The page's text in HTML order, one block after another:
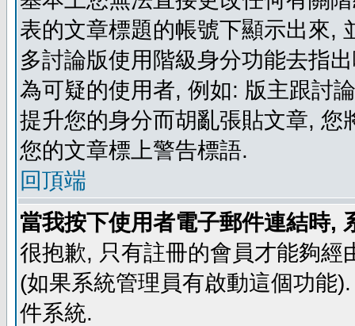
表的文章標題的帳號下顯示出來,
多討論版使用階級身分功能去指
為可疑的使用者, 例如: 版主跟討
提升您的身分而胡亂張貼文章,
您的文章標上警告標語.
回頂端
當我按下使用者電子郵件連結時,
很抱歉, 只有註冊的會員才能夠
(如果系統管理員有啟動這個功能
件系統.